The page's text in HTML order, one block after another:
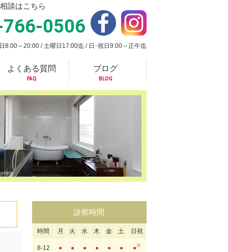
談はこちら
0506
8:00～20:00 / 土曜日17:00迄 / 日･祝日9:00～正午迄
よくある質問
FAQ
ブログ
BLOG
診察時間
時間 月 火 水 木 金 土 日祝
8-12 ● ● ● ● ● ● ●※